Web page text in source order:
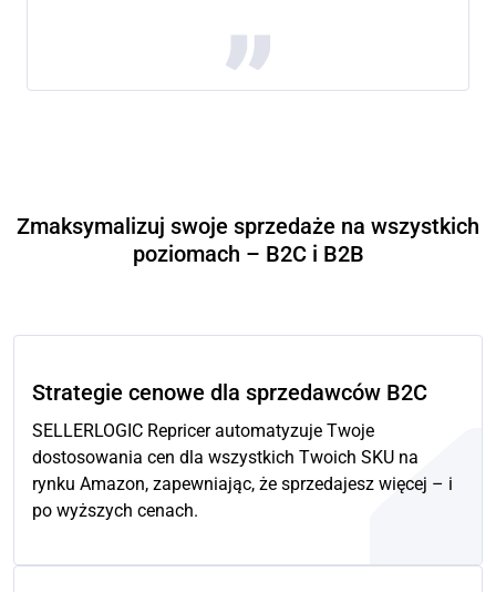
Zmaksymalizuj swoje sprzedaże na wszystkich
poziomach – B2C i B2B
Strategie cenowe dla sprzedawców B2C
SELLERLOGIC Repricer automatyzuje Twoje
dostosowania cen dla wszystkich Twoich SKU na
rynku Amazon, zapewniając, że sprzedajesz więcej – i
po wyższych cenach.